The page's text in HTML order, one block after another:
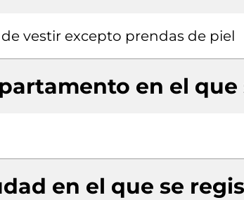
vestir excepto prendas de piel
en el que
en el que se